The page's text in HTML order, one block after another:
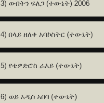
3) ውበትን ፍለጋ (ተውኔት) 2006
4) በላይ ዘለቀ አባኮስትር (ተውኔት)
5) የቴዎድሮስ ራእይ (ተውኔት)
6) ወይ አዲስ አበባ (ተውኔት)